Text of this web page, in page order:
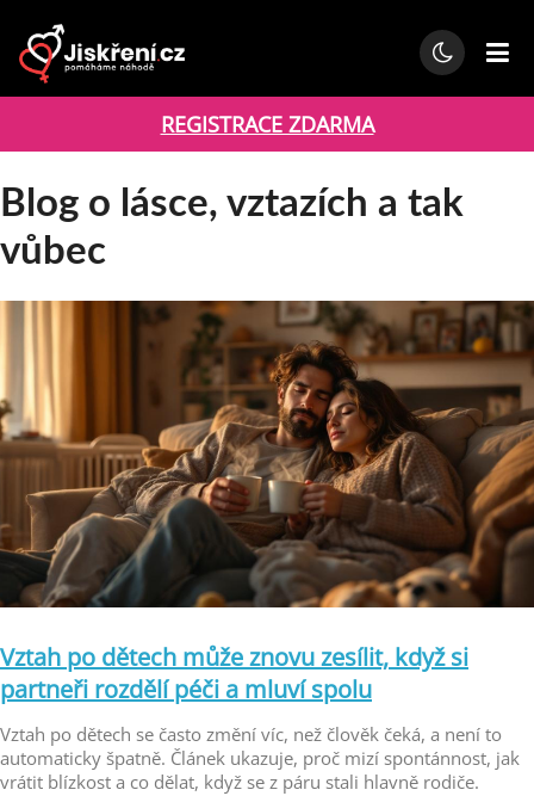
REGISTRACE ZDARMA
Blog o lásce, vztazích a tak
vůbec
Vztah po dětech může znovu zesílit, když si
partneři rozdělí péči a mluví spolu
Vztah po dětech se často změní víc, než člověk čeká, a není to
automaticky špatně. Článek ukazuje, proč mizí spontánnost, jak
vrátit blízkost a co dělat, když se z páru stali hlavně rodiče.